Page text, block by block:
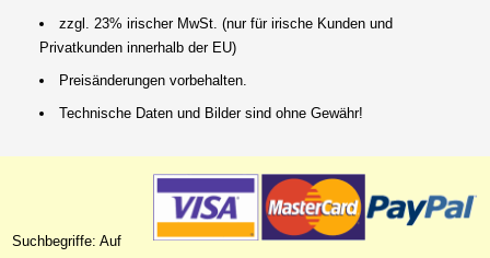
zzgl. 23% irischer MwSt. (nur für irische Kunden und
Privatkunden innerhalb der EU)
Preisänderungen vorbehalten.
Technische Daten und Bilder sind ohne Gewähr!
Suchbegriffe: Auf